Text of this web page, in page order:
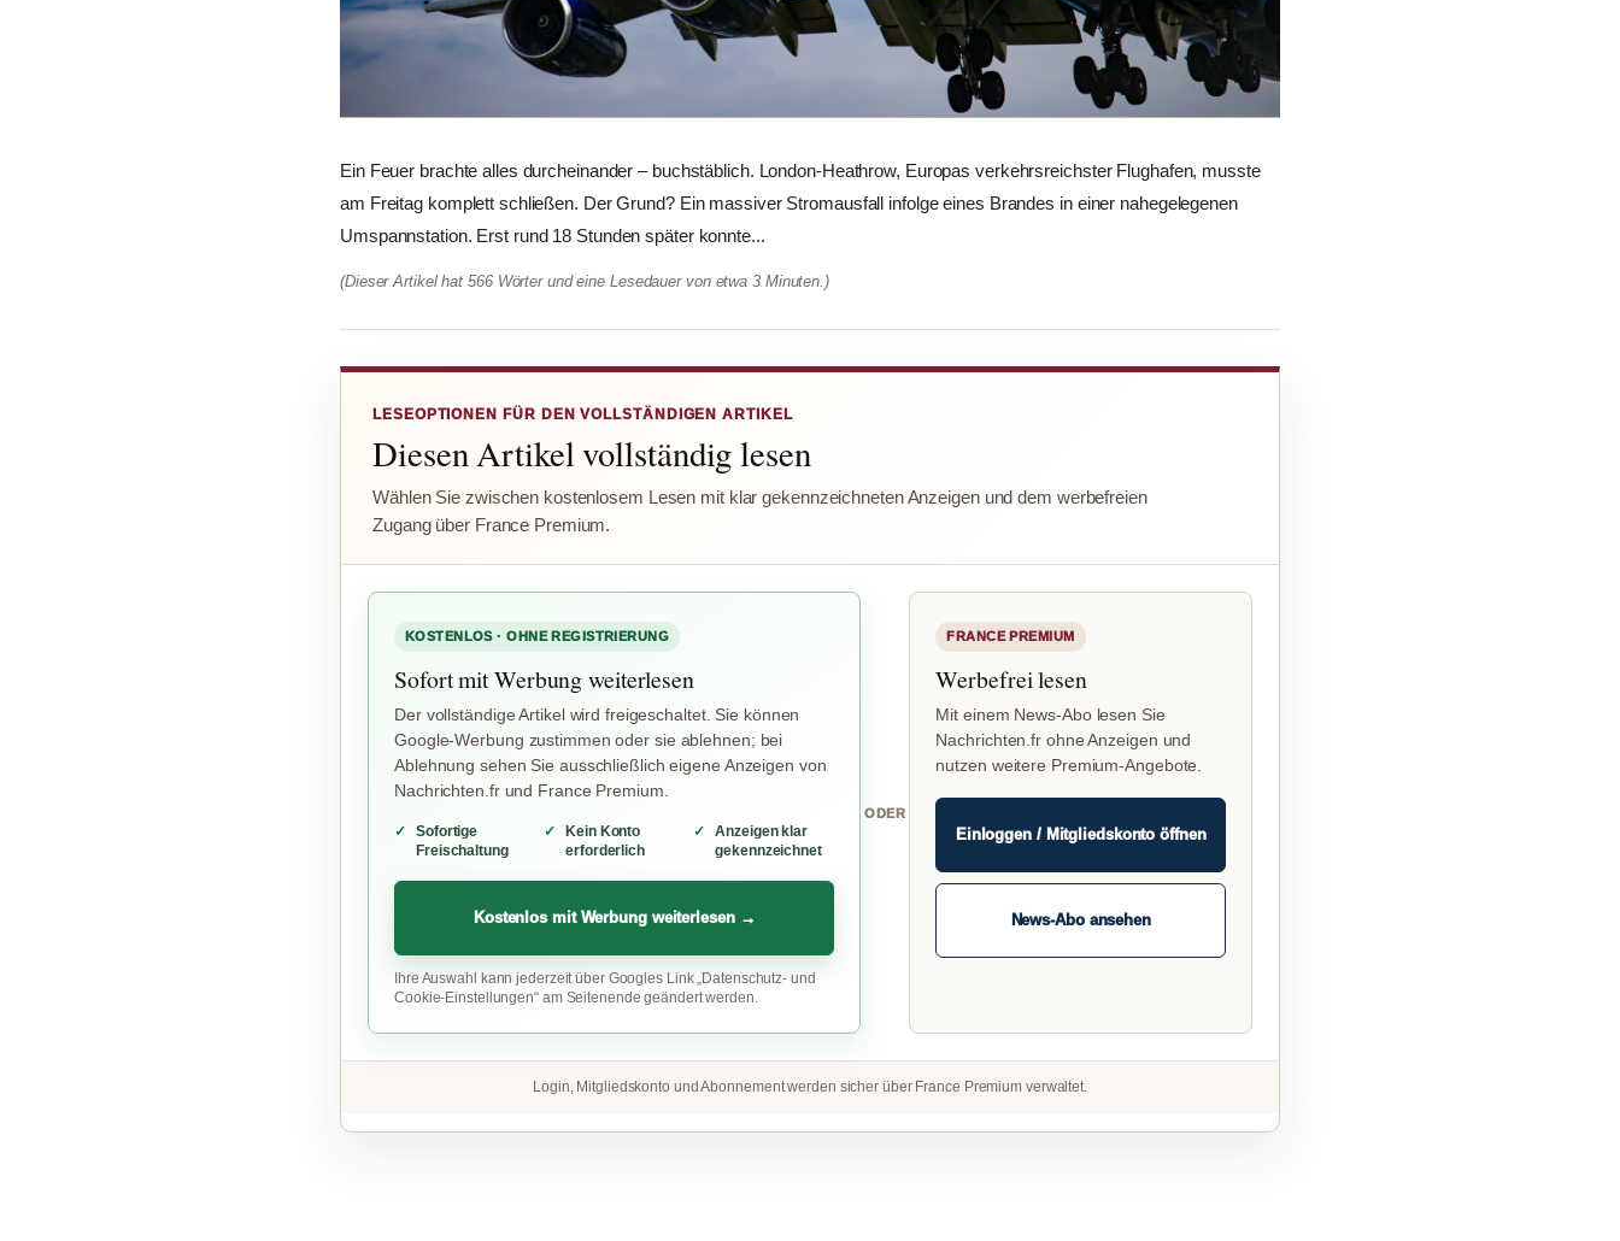
Ein Feuer brachte alles durcheinander – buchstäblich. London-Heathrow, Europas verkehrsreichster Flughafen, musste
am Freitag komplett schließen. Der Grund? Ein massiver Stromausfall infolge eines Brandes in einer nahegelegenen
Umspannstation. Erst rund 18 Stunden später konnte...
(Dieser Artikel hat 566 Wörter und eine Lesedauer von etwa 3 Minuten.)
LESEOPTIONEN FÜR DEN VOLLSTÄNDIGEN ARTIKEL
Diesen Artikel vollständig lesen
Wählen Sie zwischen kostenlosem Lesen mit klar gekennzeichneten Anzeigen und dem werbefreien
Zugang über France Premium.
KOSTENLOS · OHNE REGISTRIERUNG
Sofort mit Werbung weiterlesen
Der vollständige Artikel wird freigeschaltet. Sie können
Google-Werbung zustimmen oder sie ablehnen; bei
Ablehnung sehen Sie ausschließlich eigene Anzeigen von
Nachrichten.fr und France Premium.
Sofortige
Freischaltung
Kein Konto
erforderlich
Anzeigen klar
gekennzeichnet
Kostenlos mit Werbung weiterlesen →
Ihre Auswahl kann jederzeit über Googles Link „Datenschutz- und
Cookie-Einstellungen“ am Seitenende geändert werden.
ODER
FRANCE PREMIUM
Werbefrei lesen
Mit einem News-Abo lesen Sie
Nachrichten.fr ohne Anzeigen und
nutzen weitere Premium-Angebote.
Einloggen / Mitgliedskonto öffnen
News-Abo ansehen
Login, Mitgliedskonto und Abonnement werden sicher über France Premium verwaltet.